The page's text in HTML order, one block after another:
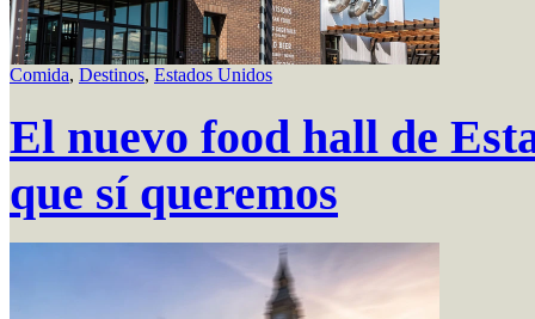
Comida, Destinos, Estados Unidos
El nuevo food hall de
que sí queremos